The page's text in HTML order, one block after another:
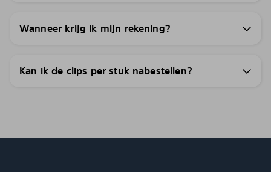
Wanneer krijg ik mijn rekening?
Kan ik de clips per stuk nabestellen?